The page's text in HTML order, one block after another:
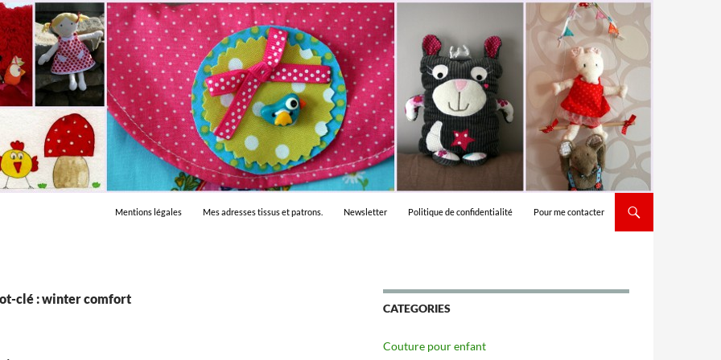
Mentions légales Mes adresses tissus et patrons. Newsletter Politique de confidentialité Pour me contacter
clé : winter comfort
CATEGORIES
Couture pour enfant